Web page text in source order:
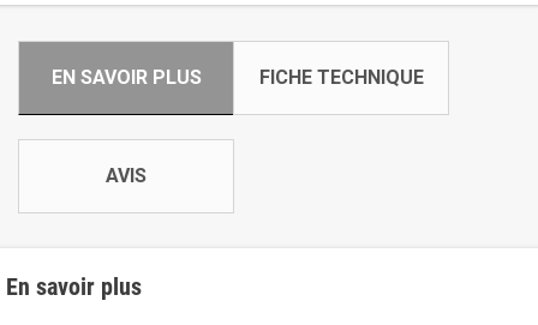
EN SAVOIR PLUS FICHE TECHNIQUE
AVIS
En savoir plus